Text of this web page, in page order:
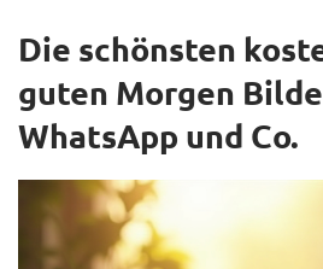
Die schönsten
guten Morgen
WhatsApp und Co.